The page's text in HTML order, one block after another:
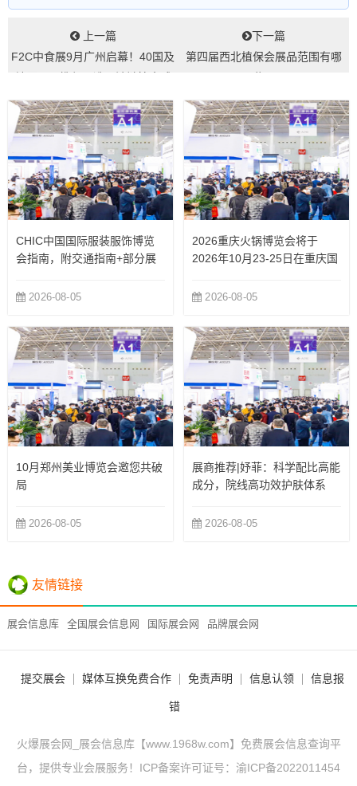
上一篇
F2C中食展9月广州启幕！40国及
商机！...
下一篇
第四届西北植保会展品范围有哪
CHIC中国国际服装服饰博览
会指南，附交通指南+部分展
2026-08-05
2026重庆火锅博览会将于
2026年10月23-25日在重庆国
2026-08-05
10月郑州美业博览会邀您共破
局
2026-08-05
展商推荐|妤菲：科学配比高能
成分，院线高功效护肤体系
2026-08-05
友情链接
展会信息库 全国展会信息网 国际展会网 品牌展会网
提交展会 媒体互换免费合作 免责声明 信息认领 信息报
错
火爆展会网_展会信息库【www.1968w.com】免费展会信息查询平
台，提供专业会展服务！ICP备案许可证号： 渝ICP备2022011454